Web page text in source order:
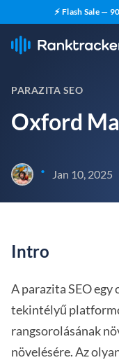
⚡ Flash Sale —
PARAZITA SEO
Oxford
• Jan 10, 2025
Intro
A parazita SEO egy
tekintélyű
rangsorolásának
növelésére. Az